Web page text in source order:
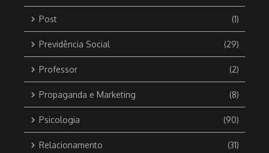
Post (1)
Previdência Social (29)
Professor (2)
Propaganda e Marketing (8)
Psicologia (90)
Relacionamento (31)